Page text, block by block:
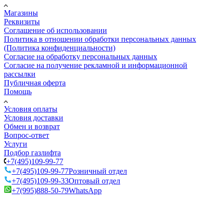
Магазины
Реквизиты
Соглашение об использовании
Политика в отношении обработки персональных данных
(Политика конфиденциальности)
Согласие на обработку персональных данных
Согласие на получение рекламной и информационной
рассылки
Публичная оферта
Помощь
Условия оплаты
Условия доставки
Обмен и возврат
Вопрос-ответ
Услуги
Подбор газлифта
+7(495)109-99-77
+7(495)109-99-77Розничный отдел
+7(495)109-99-33Оптовый отдел
+7(995)888-50-79WhatsApp